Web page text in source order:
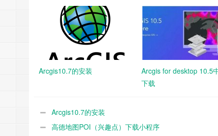
Arcgis10.7的安装
Arcgis for desktop 10.5
下载
Arcgis10.7的安装
高德地图POI（兴趣点）下载小程序